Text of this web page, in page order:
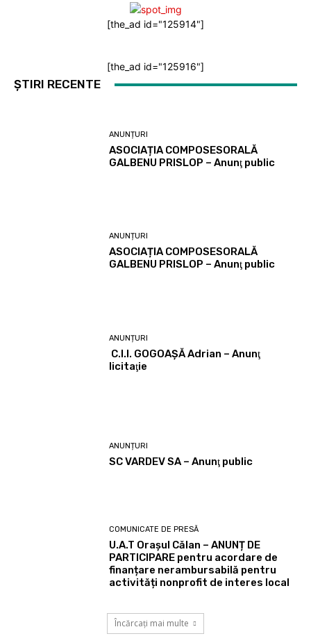
[the_ad id="125914"]
[the_ad id="125916"]
ȘTIRI RECENTE
ANUNȚURI
ASOCIAȚIA COMPOSESORALĂ
GALBENU PRISLOP – Anunţ public
ANUNȚURI
ASOCIAȚIA COMPOSESORALĂ
GALBENU PRISLOP – Anunţ public
ANUNȚURI
C.I.I. GOGOAŞĂ Adrian – Anunţ
licitaţie
ANUNȚURI
SC VARDEV SA – Anunţ public
COMUNICATE DE PRESĂ
U.A.T Orașul Călan – ANUNȚ DE
PARTICIPARE pentru acordare de
finanțare nerambursabilă pentru
activități nonprofit de interes local
Încărcați mai multe